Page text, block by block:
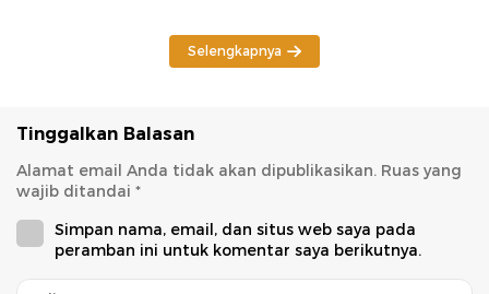
Selengkapnya
Tinggalkan Balasan
Alamat email Anda tidak akan dipublikasikan. Ruas yang
wajib ditandai *
Simpan nama, email, dan situs web saya pada
peramban ini untuk komentar saya berikutnya.